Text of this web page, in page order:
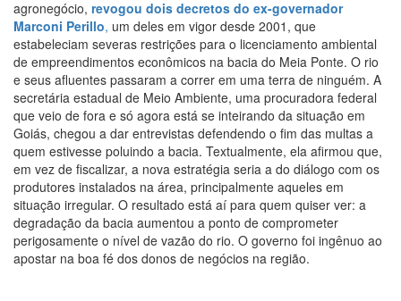
agronegócio, revogou dois decretos do ex-governador
Marconi Perillo, um deles em vigor desde 2001, que
estabeleciam severas restrições para o licenciamento ambiental
de empreendimentos econômicos na bacia do Meia Ponte. O rio
e seus afluentes passaram a correr em uma terra de ninguém. A
secretária estadual de Meio Ambiente, uma procuradora federal
que veio de fora e só agora está se inteirando da situação em
Goiás, chegou a dar entrevistas defendendo o fim das multas a
quem estivesse poluindo a bacia. Textualmente, ela afirmou que,
em vez de fiscalizar, a nova estratégia seria a do diálogo com os
produtores instalados na área, principalmente aqueles em
situação irregular. O resultado está aí para quem quiser ver: a
degradação da bacia aumentou a ponto de comprometer
perigosamente o nível de vazão do rio. O governo foi ingênuo ao
apostar na boa fé dos donos de negócios na região.